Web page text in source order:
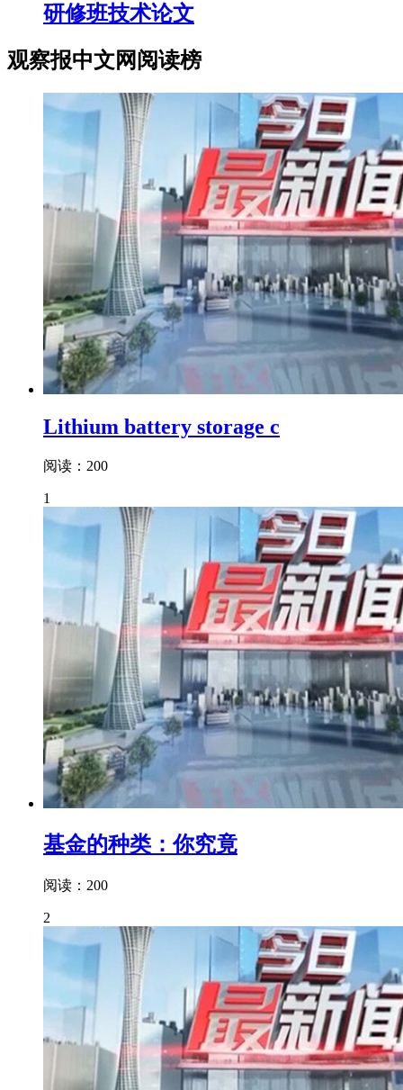
研修班技术论文
观察报中文网阅读榜
Lithium battery storage c
阅读：200
1
基金的种类：你究竟
阅读：200
2